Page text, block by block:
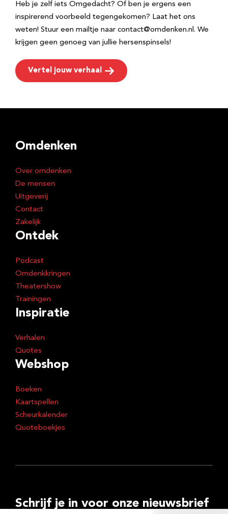
Heb je zelf iets Omgedacht? Of ben je ergens een
inspirerend voorbeeld tegengekomen? Laat het ons
weten! Stuur een mailtje naar contact@omdenken.nl. We
krijgen geen genoeg van jullie hersenspinsels!
Vertel jouw verhaal
Omdenken
Over omdenken
De mensen
Uitgeverij
Contact
Zakelijk
Ontdek
Podcast
Omdenkkringen
Theatershow
Trainingen
Inspiratie
Verhalen
Quotes
Webshop
Boeken
Kaartspellen
Scheurkalender
Quoteboekjes
Schrijf je in voor onze nieuwsbrief